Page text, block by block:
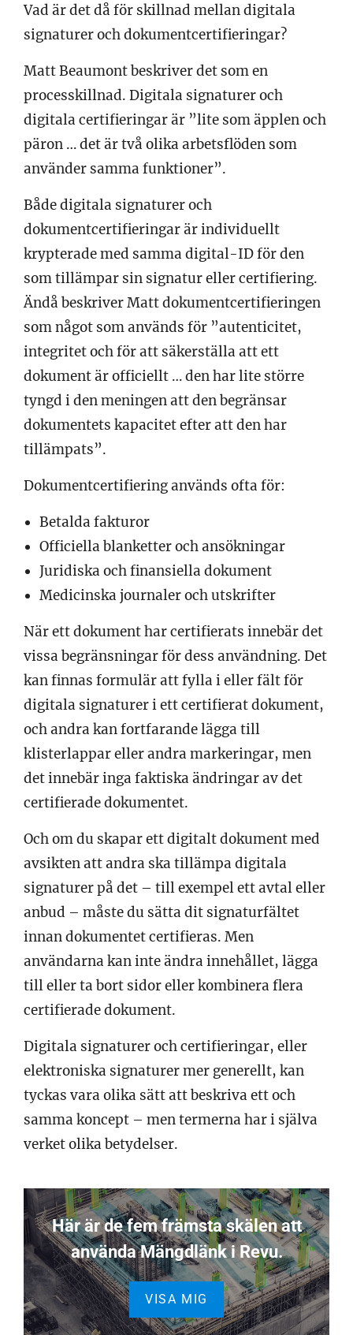
Vad är det då för skillnad mellan digitala
signaturer och dokumentcertifieringar?
Matt Beaumont beskriver det som en
processkillnad. Digitala signaturer och
digitala certifieringar är ”lite som äpplen och
päron … det är två olika arbetsflöden som
använder samma funktioner”.
Både digitala signaturer och
dokumentcertifieringar är individuellt
krypterade med samma digital-ID för den
som tillämpar sin signatur eller certifiering.
Ändå beskriver Matt dokumentcertifieringen
som något som används för ”autenticitet,
integritet och för att säkerställa att ett
dokument är officiellt … den har lite större
tyngd i den meningen att den begränsar
dokumentets kapacitet efter att den har
tillämpats”.
Dokumentcertifiering används ofta för:
Betalda fakturor
Officiella blanketter och ansökningar
Juridiska och finansiella dokument
Medicinska journaler och utskrifter
När ett dokument har certifierats innebär det
vissa begränsningar för dess användning. Det
kan finnas formulär att fylla i eller fält för
digitala signaturer i ett certifierat dokument,
och andra kan fortfarande lägga till
klisterlappar eller andra markeringar, men
det innebär inga faktiska ändringar av det
certifierade dokumentet.
Och om du skapar ett digitalt dokument med
avsikten att andra ska tillämpa digitala
signaturer på det – till exempel ett avtal eller
anbud – måste du sätta dit signaturfältet
innan dokumentet certifieras. Men
användarna kan inte ändra innehållet, lägga
till eller ta bort sidor eller kombinera flera
certifierade dokument.
Digitala signaturer och certifieringar, eller
elektroniska signaturer mer generellt, kan
tyckas vara olika sätt att beskriva ett och
samma koncept – men termerna har i själva
verket olika betydelser.
Här är de fem främsta skälen att
använda Mängdlänk i Revu.
VISA MIG